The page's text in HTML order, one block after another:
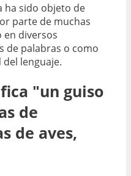
ha sido objeto de
parte de muchas
en diversos
de palabras o como
lenguaje.
"un guiso
de
de aves,